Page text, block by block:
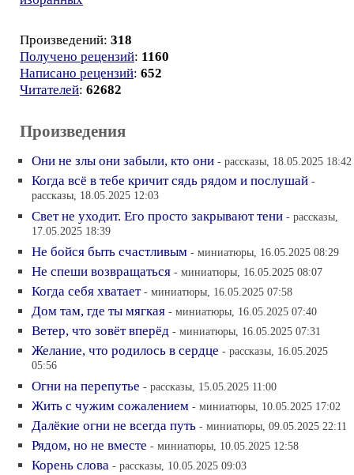
Произведений: 318
Получено рецензий: 1160
Написано рецензий: 652
Читателей: 62682
Произведения
Они не злы они забыли, кто они - рассказы, 18.05.2025 18:42
Когда всё в тебе кричит сядь рядом и послушай -
рассказы, 18.05.2025 12:03
Свет не уходит. Его просто закрывают тени - рассказы,
17.05.2025 18:39
Не бойся быть счастливым - миниатюры, 16.05.2025 08:29
Не спеши возвращаться - миниатюры, 16.05.2025 08:07
Когда себя хватает - миниатюры, 16.05.2025 07:58
Дом там, где ты мягкая - миниатюры, 16.05.2025 07:40
Ветер, что зовёт вперёд - миниатюры, 16.05.2025 07:31
Желание, что родилось в сердце - рассказы, 16.05.2025
05:56
Огни на перепутье - рассказы, 15.05.2025 11:00
Жить с чужим сожалением - миниатюры, 10.05.2025 17:02
Далёкие огни не всегда путь - миниатюры, 09.05.2025 22:11
Рядом, но не вместе - миниатюры, 10.05.2025 12:58
Корень слова - рассказы, 10.05.2025 09:03